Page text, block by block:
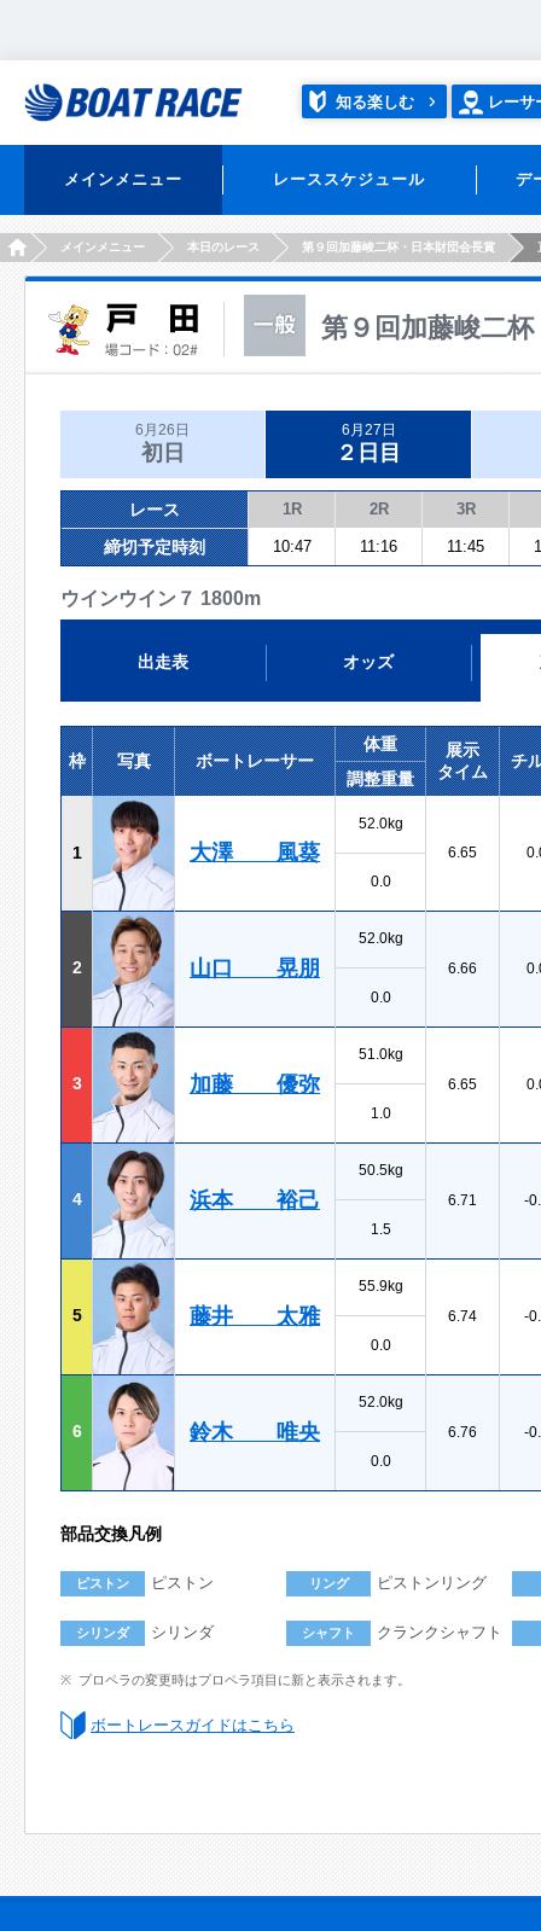
知る楽しむ レーサ
メインメニュー レーススケジュール デ
HOMEメインメニュー 本日のレース 第９回加藤峻二杯・日本財団会長賞
第９回加藤峻二
6月26日
初日
6月27日
２日目
レース 1R 2R 3R
締切予定時刻 10:47 11:16 11:45
ウインウイン７ 1800m
出走表 オッズ
枠 写真 ボートレーサー
体重
展示
タイム
チ
調整重量
1 大澤 風葵
52.0kg
6.65
0.0
2 山口 晃朋
52.0kg
6.66
0.0
3 加藤 優弥
51.0kg
6.65
1.0
4 浜本 裕己
50.5kg
6.71
-
1.5
5 藤井 太雅
55.9kg
6.74
-
0.0
6 鈴木 唯央
52.0kg
6.76
-
0.0
部品交換凡例
ピストン ピストン リング ピストンリング
シリンダ シリンダ シャフト クランクシャフト
プロペラの変更時はプロペラ項目に新と表示されます。
ボートレースガイドはこちら